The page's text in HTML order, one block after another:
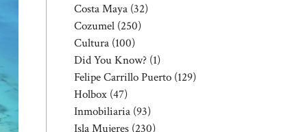
Costa Maya (32)
Cozumel (250)
Cultura (100)
Did You Know? (1)
Felipe Carrillo Puerto (129)
Holbox (47)
Inmobiliaria (93)
Isla Mujeres (230)